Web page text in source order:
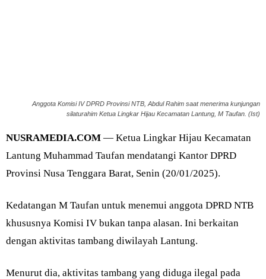
Anggota Komisi IV DPRD Provinsi NTB, Abdul Rahim saat menerima kunjungan
silaturahim Ketua Lingkar Hijau Kecamatan Lantung, M Taufan. (Ist)
NUSRAMEDIA.COM — Ketua Lingkar Hijau Kecamatan
Lantung Muhammad Taufan mendatangi Kantor DPRD
Provinsi Nusa Tenggara Barat, Senin (20/01/2025).
Kedatangan M Taufan untuk menemui anggota DPRD NTB
khususnya Komisi IV bukan tanpa alasan. Ini berkaitan
dengan aktivitas tambang diwilayah Lantung.
Menurut dia, aktivitas tambang yang diduga ilegal pada